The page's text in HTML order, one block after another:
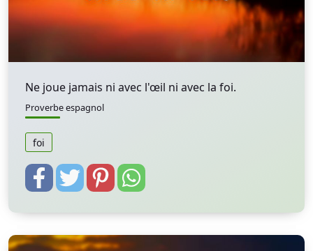
Ne joue jamais ni avec l'œil ni avec la foi.
Proverbe espagnol
foi